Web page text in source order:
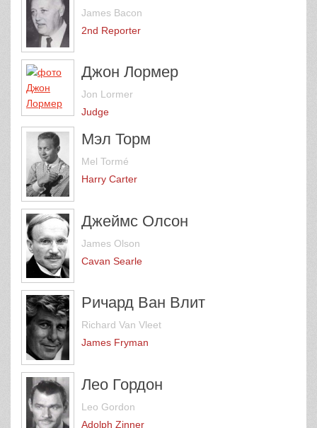
James Bacon
2nd Reporter
Джон Лормер
Jon Lormer
Judge
Мэл Торм
Mel Tormé
Harry Carter
Джеймс Олсон
James Olson
Cavan Searle
Ричард Ван Влит
Richard Van Vleet
James Fryman
Лео Гордон
Leo Gordon
Adolph Zinner